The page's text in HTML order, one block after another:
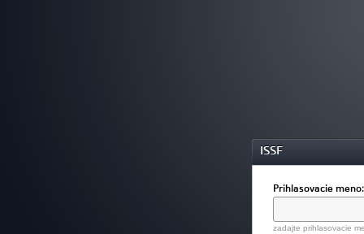
ISSF
Prihlasovacie meno:
zadajte prihlasovacie